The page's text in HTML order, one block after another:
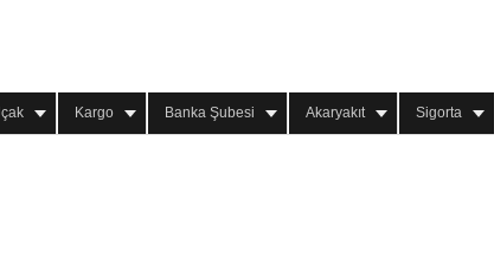
Kargo Banka Şubesi Akaryakıt Sigorta